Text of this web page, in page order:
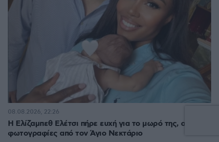
Η Ελίζαμπεθ Ελέτσι πήρε ευχή για το μωρό της, οι
φωτογραφίες από τον Άγιο Νεκτάριο
08.08.2026, 22:26